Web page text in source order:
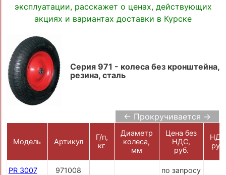
эксплуатации, расскажет о ценах, действующих
акциях и вариантах доставки в Курске
Серия 971 - колеса без кронштейна,
резина, сталь
← Прокручивается →
Модель Артикул
Г/п,
кг
Диаметр
колеса,
мм
Цена без
НДС,
руб.
руб.
PR 3007
971008
по запросу